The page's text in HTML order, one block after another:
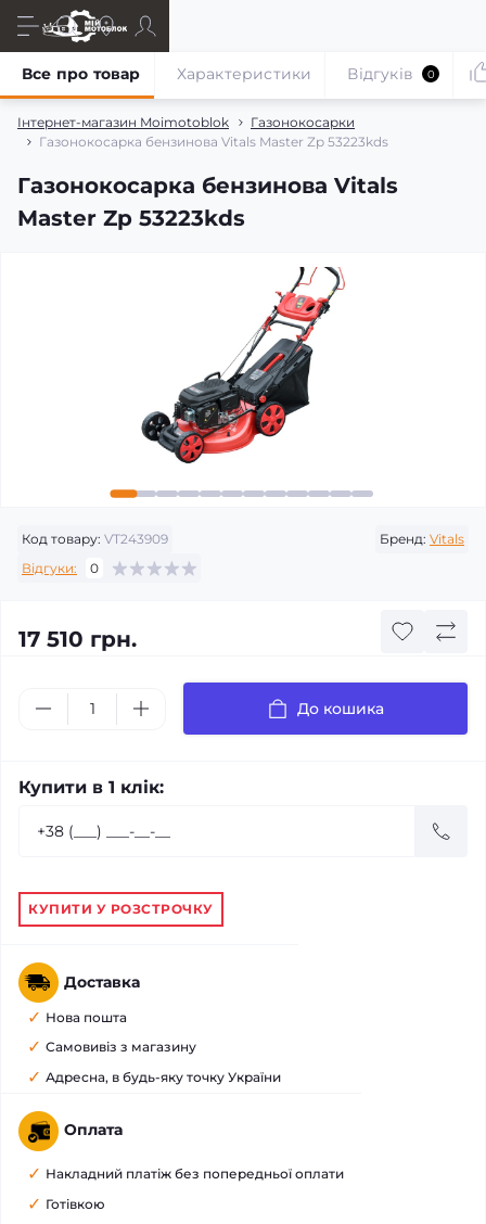
Інтернет-магазин Moimotoblok
Газонокосарки
Газонокосарка бензинова Vitals Master Zp 53223kds
Газонокосарка бензинова Vitals
Master Zp 53223kds
Все про товар Характеристики Відгуків 0
Код товару: VT243909 Бренд: Vitals
Відгуки:
0
17 510 грн.
До кошика
Купити в 1 клік:
КУПИТИ У РОЗСТРОЧКУ
Доставка
Нова пошта
Самовивіз з магазину
Адресна, в будь-яку точку України
Оплата
Накладний платіж без попередньої оплати
Готівкою